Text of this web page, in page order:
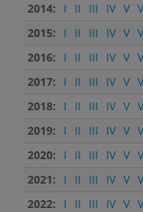
2014:
I II III IV V
2015:
I II III IV V
2016:
I II III IV V
2017:
I II III IV V
2018:
I II III IV V
2019:
I II III IV V
2020:
I II III IV V
2021:
I II III IV V
2022:
I II III IV V